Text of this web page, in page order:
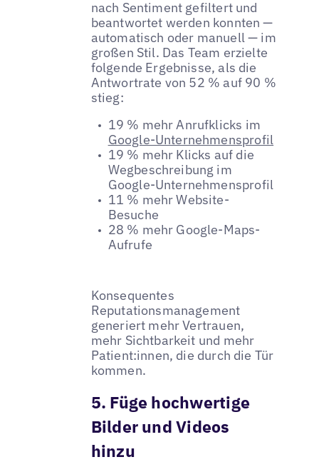
nach Sentiment gefiltert und
beantwortet werden konnten —
automatisch oder manuell — im
großen Stil. Das Team erzielte
folgende Ergebnisse, als die
Antwortrate von 52 % auf 90 %
stieg:
19 % mehr Anrufklicks im
Google-Unternehmensprofil
19 % mehr Klicks auf die
Wegbeschreibung im
Google-Unternehmensprofil
11 % mehr Website-
Besuche
28 % mehr Google-Maps-
Aufrufe
Konsequentes
Reputationsmanagement
generiert mehr Vertrauen,
mehr Sichtbarkeit und mehr
Patient:innen, die durch die Tür
kommen.
5. Füge hochwertige
Bilder und Videos
hinzu